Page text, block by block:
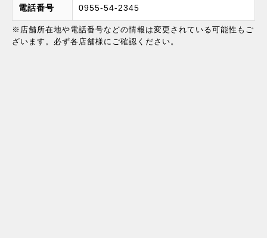
電話番号 0955-54-2345
※店舗所在地や電話番号などの情報は変更されている可能性もご
ざいます。必ず各店舗様にご確認ください。